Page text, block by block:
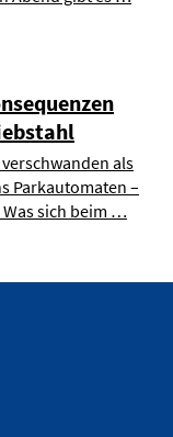
als
Parkautomaten –
sich beim …